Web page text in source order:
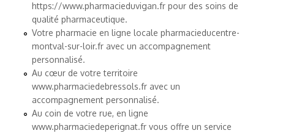
https://www.pharmacieduvigan.fr pour des soins de
qualité pharmaceutique.
Votre pharmacie en ligne locale pharmacieducentre-
montval-sur-loir.fr avec un accompagnement
personnalisé.
Au cœur de votre territoire
www.pharmaciedebressols.fr avec un
accompagnement personnalisé.
Au coin de votre rue, en ligne
www.pharmaciedeperignat.fr vous offre un service